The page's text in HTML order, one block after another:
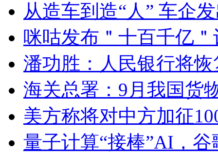
从造车到造“人” 车企
咪咕发布＂十百千亿
潘功胜：人民银行将
海关总署：9月我国货
美方称将对中方加征
量子计算“接棒”AI，